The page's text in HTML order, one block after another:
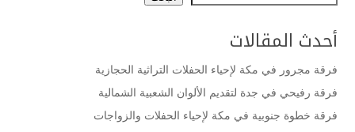
أحدث المقالات
فرقة مجرور في مكة لإحياء الحفلات التراثية الحجازية
فرقة رفيحي في جدة لتقديم الألوان الشعبية الشمالية
فرقة خطوة جنوبية في مكة لإحياء الحفلات والزواجات